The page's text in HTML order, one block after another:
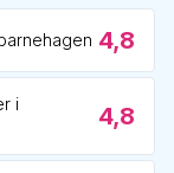
4,8
i
4,8